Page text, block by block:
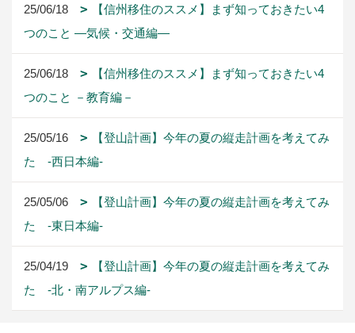
25/06/18
【信州移住のススメ】まず知っておきたい4
つのこと ―気候・交通編―
25/06/18
【信州移住のススメ】まず知っておきたい4
つのこと －教育編－
25/05/16
【登山計画】今年の夏の縦走計画を考えてみ
た -西日本編-
25/05/06
【登山計画】今年の夏の縦走計画を考えてみ
た -東日本編-
25/04/19
【登山計画】今年の夏の縦走計画を考えてみ
た -北・南アルプス編-